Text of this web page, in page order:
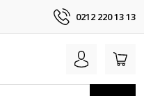
0212 220 13 13